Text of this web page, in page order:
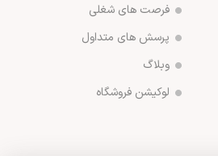
فرصت های شغلی
پرسش های متداول
وبلاگ
لوکیشن فروشگاه